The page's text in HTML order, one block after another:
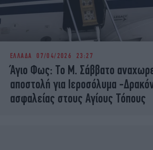
ΕΛΛΑΔΑ 07/04/2026 23:27
Άγιο Φως: Το Μ. Σάββατο
αποστολή για Ιεροσόλυμα -
ασφαλείας στους Αγίους Τόπους